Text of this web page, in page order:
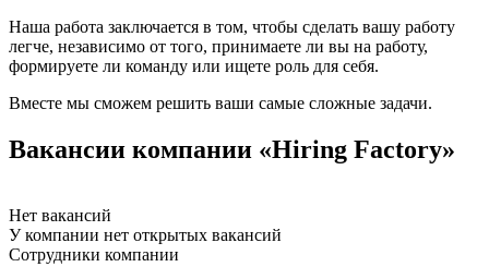
Наша работа заключается в том, чтобы сделать вашу работу
легче, независимо от того, принимаете ли вы на работу,
формируете ли команду или ищете роль для себя.
Вместе мы сможем решить ваши самые сложные задачи.
Вакансии компании «Hiring Factory»
Нет вакансий
У компании нет открытых вакансий
Сотрудники компании